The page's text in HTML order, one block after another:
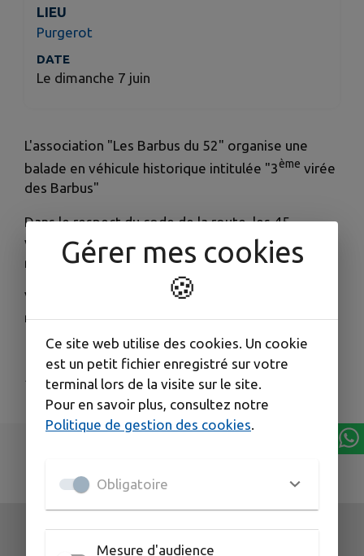
LIEU
Purgerot
DATE
Le dimanche 7 juin
L'association "Les Barbus du 52" organise une
balade en véhicule historique intitulée "3ème virée
des Barbus"
Dans le respect du code de la route, les 45
voitures traverseront Purgerot à vitesse
modérée.
Venez nombreux les voir passer dans la Grande
rue le dimanche 7 juin dans la matinée.
Publié par YdM
Gérer mes cookies
🍪
Ce site web utilise des cookies. Un cookie
est un petit fichier enregistré sur votre
terminal lors de la visite sur le site.
Pour en savoir plus, consultez notre
Politique de gestion des cookies
Obligatoire
Mesure d'audience